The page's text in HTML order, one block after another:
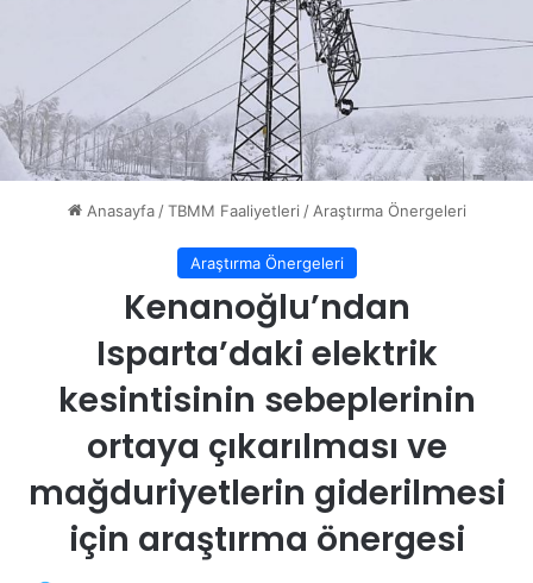
Anasayfa / TBMM Faaliyetleri / Araştırma Önergeleri
Araştırma Önergeleri
Kenanoğlu’ndan
Isparta’daki elektrik
kesintisinin sebeplerinin
ortaya çıkarılması ve
mağduriyetlerin giderilmesi
için araştırma önergesi